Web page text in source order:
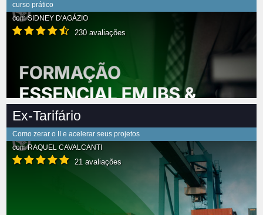
curso prático
comSIDNEY D'AGÁZIO
230 avaliações
Ex-Tarifário
Como zerar o II e acelerar seus projetos
comRAQUEL CAVALCANTI
21 avaliações